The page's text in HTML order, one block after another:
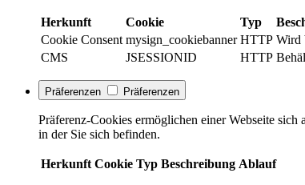
Herkunft Cookie Typ
Cookie Consent mysign_cookiebanner HTTP Wird
CMS
JSESSIONID HTTP
Präferenzen Präferenzen
Präferenz-Cookies ermöglichen einer Webseite
in der Sie sich befinden.
Herkunft Cookie Typ Beschreibung Ablauf